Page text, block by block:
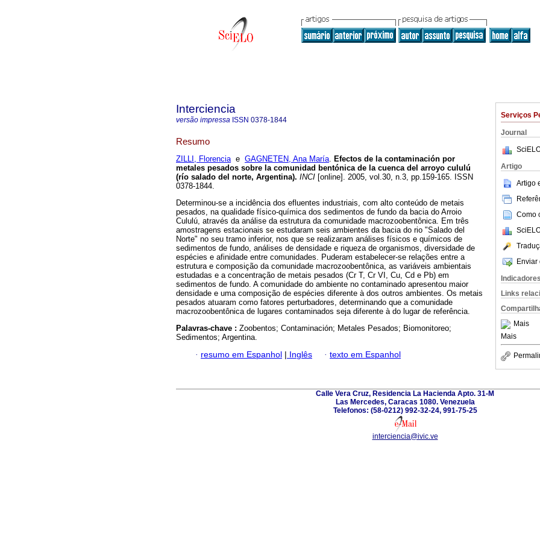
Serviços
Journal
Artigo
Artigo
Como
Enviar
Indicadores
Links
Mais
Mais
Interciencia
versão impressa ISSN 0378-1844
Resumo
ZILLI, Florenciae GAGNETEN, Ana María. Efectos de la contaminación por
metales pesados sobre la comunidad bentónica de la cuenca del arroyo cululú
(río salado del norte, Argentina). INCI [online]. 2005, vol.30, n.3, pp.159-165. ISSN
0378-1844.
Determinou-se a incidência dos efluentes industriais, com alto conteúdo de metais
pesados, na qualidade físico-química dos sedimentos de fundo da bacia do Arroio
Cululú, através da análise da estrutura da comunidade macrozoobentônica. Em três
amostragens estacionais se estudaram seis ambientes da bacia do rio "Salado del
Norte" no seu tramo inferior, nos que se realizaram análises físicos e químicos de
sedimentos de fundo, análises de densidade e riqueza de organismos, diversidade de
espécies e afinidade entre comunidades. Puderam estabelecer-se relações entre a
estrutura e composição da comunidade macrozoobentônica, as variáveis ambientais
estudadas e a concentração de metais pesados (Cr T, Cr VI, Cu, Cd e Pb) em
sedimentos de fundo. A comunidade do ambiente no contaminado apresentou maior
densidade e uma composição de espécies diferente à dos outros ambientes. Os metais
pesados atuaram como fatores perturbadores, determinando que a comunidade
macrozoobentônica de lugares contaminados seja diferente à do lugar de referência.
Palavras-chave : Zoobentos; Contaminación; Metales Pesados; Biomonitoreo;
Sedimentos; Argentina.
· resumo em Espanhol | Inglês · texto em Espanhol
Calle Vera Cruz, Residencia La Hacienda Apto. 31-M
Las Mercedes, Caracas 1080. Venezuela
Telefonos: (58-0212) 992-32-24, 991-75-25
interciencia@ivic.ve